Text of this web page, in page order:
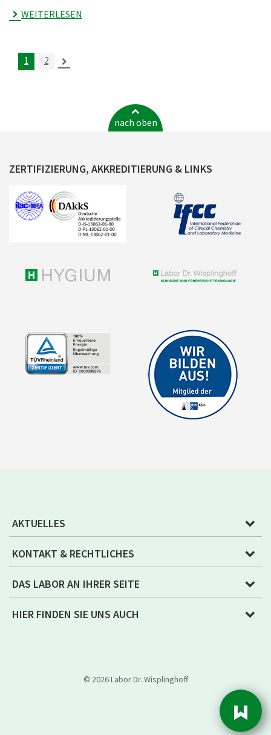
WEITERLESEN
1 2
nach oben
ZERTIFIZIERUNG, AKKREDITIERUNG & LINKS
AKTUELLES
KONTAKT & RECHTLICHES
DAS LABOR AN IHRER SEITE
HIER FINDEN SIE UNS AUCH
© 2026 Labor Dr. Wisplinghoff